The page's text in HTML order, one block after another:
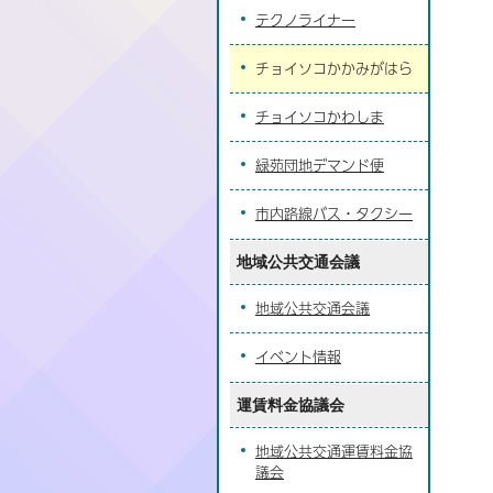
テクノライナー
チョイソコかかみがはら
チョイソコかわしま
緑苑団地デマンド便
市内路線バス・タクシー
地域公共交通会議
地域公共交通会議
イベント情報
運賃料金協議会
地域公共交通運賃料金協
議会